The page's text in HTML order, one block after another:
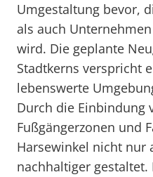
Umgestaltung bevor,
als auch
wird. Die geplante
Stadtkerns verspricht
lebenswerte
Durch die Einbindung
Fußgängerzonen und
Harsewinkel nicht nur
nachhaltiger gestaltet.